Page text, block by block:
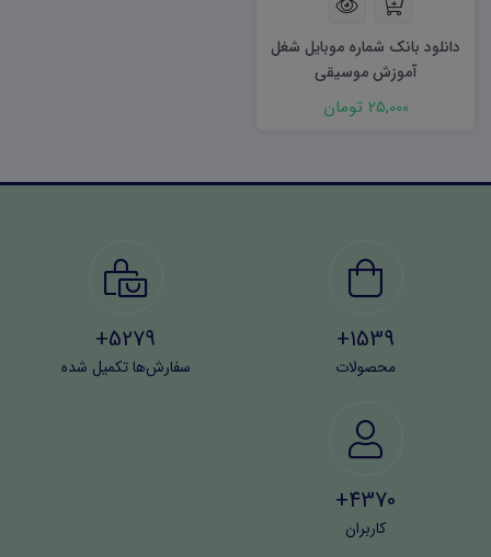
دانلود بانک شماره موبایل شغل
آموزش موسیقی
25,000 تومان
1539+
محصولات
5279+
سفارش‌ها تکمیل شده
4370+
کاربران